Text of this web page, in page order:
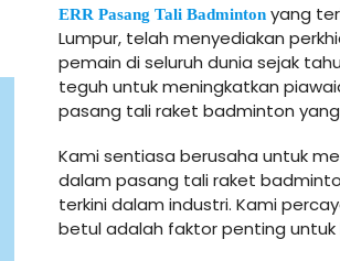
ERR Pasang Tali Badminton yang
Lumpur, telah menyediakan
pemain di seluruh dunia sejak
teguh untuk meningkatkan
pasang tali raket badminton
Kami sentiasa berusaha untuk
dalam pasang tali raket
terkini dalam industri. Kami
betul adalah faktor penting untuk